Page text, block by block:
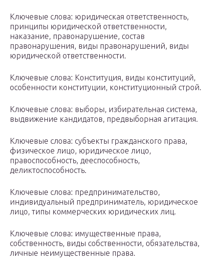
Ключевые слова: юридическая ответственность,
принципы юридической ответственности,
наказание, правонарушение, состав
правонарушения, виды правонарушений, виды
юридической ответственности.
Ключевые слова: Конституция, виды конституций,
особенности конституции, конституционный строй.
Ключевые слова: выборы, избирательная система,
выдвижение кандидатов, предвыборная агитация.
Ключевые слова: субъекты гражданского права,
физическое лицо, юридическое лицо,
правоспособность, дееспособность,
деликтоспособность.
Ключевые слова: предпринимательство,
индивидуальный предприниматель, юридическое
лицо, типы коммерческих юридических лиц.
Ключевые слова: имущественные права,
собственность, виды собственности, обязательства,
личные неимущественные права.